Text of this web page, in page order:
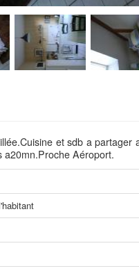
et sdb a partager
a20mn.Proche Aéroport.